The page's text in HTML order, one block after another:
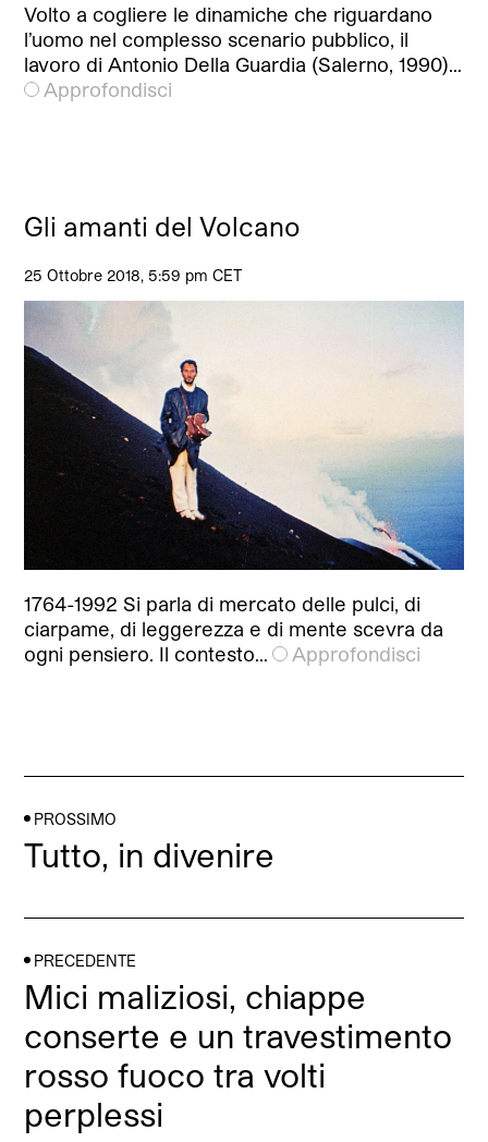
Volto a cogliere le dinamiche che riguardano
l’uomo nel complesso scenario pubblico, il
lavoro di Antonio Della Guardia (Salerno, 1990)…
Approfondisci
Gli amanti del Volcano
25 Ottobre 2018, 5:59 pm CET
1764-1992 Si parla di mercato delle pulci, di
ciarpame, di leggerezza e di mente scevra da
ogni pensiero. Il contesto…
Approfondisci
PROSSIMO
Tutto, in divenire
PRECEDENTE
Mici maliziosi, chiappe
conserte e un travestimento
rosso fuoco tra volti
perplessi